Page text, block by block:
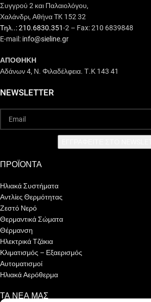
Συγγρού 2 και Παλαιολόγου,
Χαλάνδρι, Αθήνα TK 152 32
Τηλ..: 210.6830.351-2 – Fax: 210 6839848
E-mail: info@sieline.gr
ΑΠΟΘΗΚΗ
Αδάνων 4, Ν. Φιλαδέλφεια. Τ.Κ 143 41
NEWSLETTER
ΠΡΟΪΟΝΤΑ
Ηλιακά Συστήματα
Αντλίες Θερμότητας
Ζεστό Νερό
Θερμαντικά Σώματα
Θέρμανση
Ηλεκτρικά Τζάκια
Κλιματισμός – Εξαερισμός
Αυτοματισμοί
Ηλιακά Αερόθερμα
ΤΑ ΝΕΑ ΜΑΣ